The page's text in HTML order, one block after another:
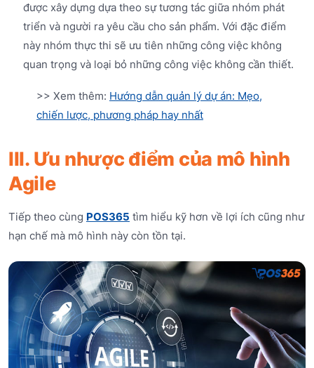
được xây dựng dựa theo sự tương tác giữa nhóm phát
triển và người ra yêu cầu cho sản phẩm. Với đặc điểm
này nhóm thực thi sẽ ưu tiên những công việc không
quan trọng và loại bỏ những công việc không cần thiết.
>> Xem thêm: Hướng dẫn quản lý dự án: Mẹo,
chiến lược, phương pháp hay nhất
III. Ưu nhược điểm của mô hình
Agile
Tiếp theo cùng POS365 tìm hiểu kỹ hơn về lợi ích cũng như
hạn chế mà mô hình này còn tồn tại.